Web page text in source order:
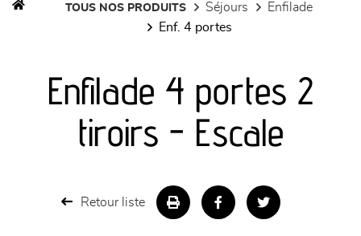
séjours
meubles de complément
TOUS NOS PRODUITS séjours
enfilade
enf. 4 portes
Enfilade 4 portes 2
tiroirs - Escale
Retour liste